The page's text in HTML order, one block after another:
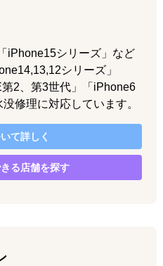
iPhone15シリーズ」など
シリーズ」
第2、第3世代」「iPhone6
修理に対応しています。
て詳しく
る店舗を探す